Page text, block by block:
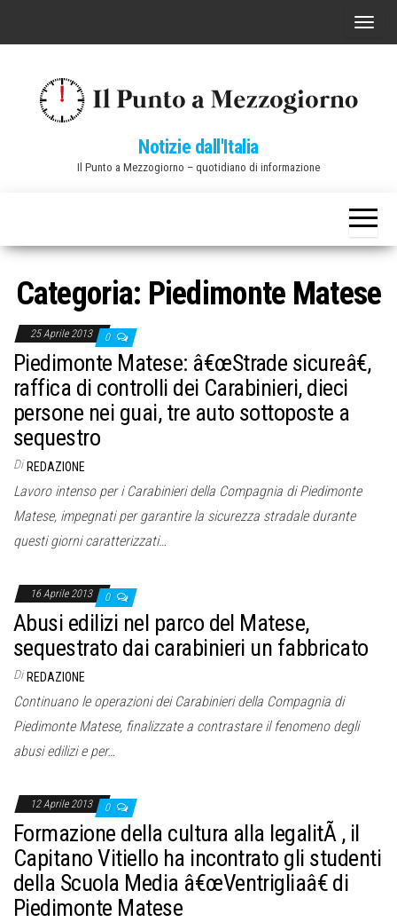
C
a
v
g
z
i
Notizie dall'Italia
Il Punto a Mezzogiorno – quotidiano di informazione
Categoria: Piedimonte Matese
25 Aprile 2013 0
Piedimonte Matese: â€œStrade sicureâ€,
raffica di controlli dei Carabinieri, dieci
persone nei guai, tre auto sottoposte a
sequestro
Di REDAZIONE
Lavoro intenso per i Carabinieri della Compagnia di Piedimonte
Matese, impegnati per garantire la sicurezza stradale durante
questi giorni caratterizzati…
16 Aprile 2013 0
Abusi edilizi nel parco del Matese,
sequestrato dai carabinieri un fabbricato
Di REDAZIONE
Continuano le operazioni dei Carabinieri della Compagnia di
Piedimonte Matese, finalizzate a contrastare il fenomeno degli
abusi edilizi e per…
12 Aprile 2013 0
Formazione della cultura alla legalitÃ , il
Capitano Vitiello ha incontrato gli studenti
della Scuola Media â€œVentrigliaâ€ di
Piedimonte Matese